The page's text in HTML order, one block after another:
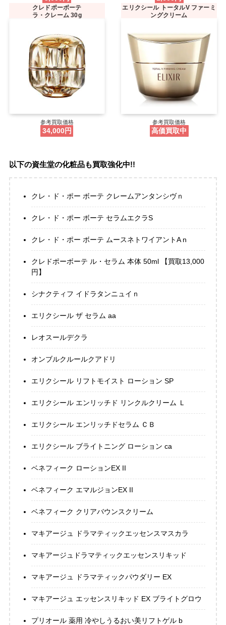
クレドポーボーテ
ラ・クレーム 30g
参考買取価格
34,000円
エリクシール トータルV ファーミ
ングクリーム
参考買取価格
高価買取中
以下の資生堂の化粧品も買取強化中!!
クレ・ド・ポー ボーテ クレームアンタンシヴｎ
クレ・ド・ポー ボーテ セラムエクラS
クレ・ド・ポー ボーテ ムースネトワイアントA n
クレドポーボーテ ル・セラム 本体 50ml 【買取13,000
円】
シナクティフ イドラタンニュイｎ
エリクシール ザ セラム aa
レオスールデクラ
オンブルクルールクアドリ
エリクシール リフトモイスト ローション SP
エリクシール エンリッチド リンクルクリーム Ｌ
エリクシール エンリッチドセラム ＣＢ
エリクシール ブライトニング ローション ca
ベネフィーク ローションEX II
ベネフィーク エマルジョンEX II
ベネフィーク クリアバウンスクリーム
マキアージュ ドラマティックエッセンスマスカラ
マキアージュドラマティックエッセンスリキッド
マキアージュ ドラマティックパウダリー EX
マキアージュ エッセンスリキッド EX ブライトグロウ
プリオール 薬用 冷やしうるおい美リフトゲル b